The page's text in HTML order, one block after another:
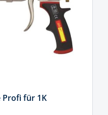
Profi für 1K